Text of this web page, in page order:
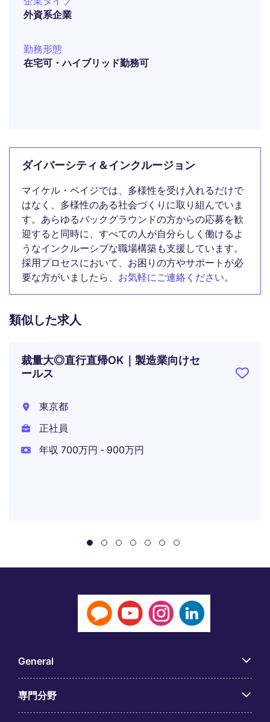
外資系企業
勤務形態
在宅可・ハイブリッド勤務可
ダイバーシティ＆インクルージョン
マイケル・ペイジでは、多様性を受け入れるだけで
はなく、多様性のある社会づくりに取り組んでいま
す。あらゆるバックグラウンドの方からの応募を歓
迎すると同時に、すべての人が自分らしく働けるよ
うなインクルーシブな職場構築も支援しています。
採用プロセスにおいて、お困りの方やサポートが必
要な方がいましたら、 お気軽にご連絡ください。
類似した求人
裁量大◎直行直帰OK｜製造業向けセ
ールス
東京都
正社員
年収 700万円 - 900万円
General
専門分野